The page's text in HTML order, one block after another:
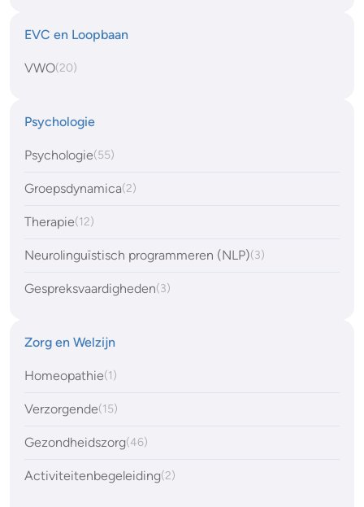
EVC en Loopbaan
VWO(20)
Psychologie
Psychologie(55)
Groepsdynamica(2)
Therapie(12)
Neurolinguïstisch programmeren (NLP)(3)
Gespreksvaardigheden(3)
Zorg en Welzijn
Homeopathie(1)
Verzorgende(15)
Gezondheidszorg(46)
Activiteitenbegeleiding(2)